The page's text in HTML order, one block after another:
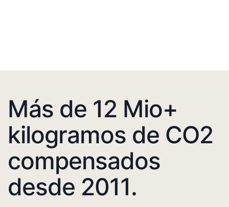
Más de 12 Mio+
kilogramos de CO2
compensados
desde 2011.